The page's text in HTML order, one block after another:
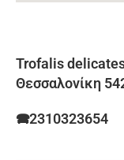
Trofalis
Θεσσαλονίκη
🕿2310323654